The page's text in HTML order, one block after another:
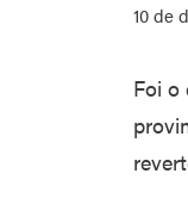
10 de
Foi o